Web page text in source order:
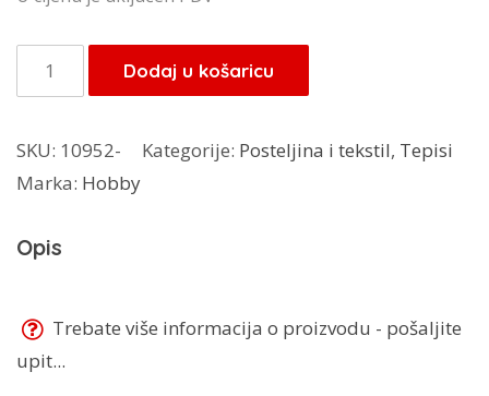
je:
48,00 KM.
24,00 KM.
Tepih
Tender
količina
Dodaj u košaricu
SKU: 10952- Kategorije: Posteljina i tekstil, Tepisi
Marka: Hobby
Opis
Trebate više informacija o proizvodu - pošaljite
upit...